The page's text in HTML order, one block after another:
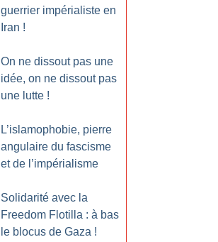
guerrier impérialiste en
Iran !
On ne dissout pas une
idée, on ne dissout pas
une lutte !
L’islamophobie, pierre
angulaire du fascisme
et de l’impérialisme
Solidarité avec la
Freedom Flotilla : à bas
le blocus de Gaza !